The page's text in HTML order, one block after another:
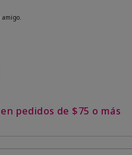
pedidos de $75 o más